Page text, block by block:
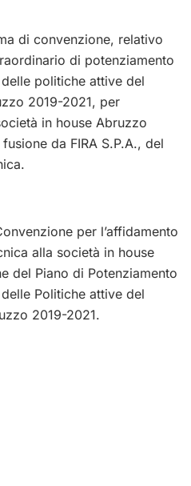
di convenzione, relativo
di potenziamento
politiche attive del
2019-2021, per
in house Abruzzo
da FIRA S.P.A., del
per l’affidamento
alla società in house
del Piano di Potenziamento
Politiche attive del
2019-2021.